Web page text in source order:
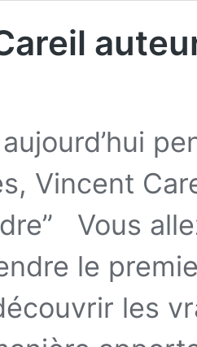
Vincent
Vous
le
les